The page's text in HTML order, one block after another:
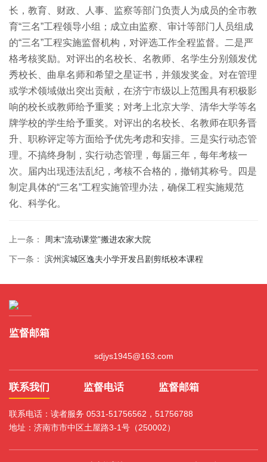
长，教育、财政、人事、监察等部门负责人为成员的全市教
育“三名”工程领导小组；成立由监察、审计等部门人员组成
的“三名”工程实施监督机构，对评选工作全程监督。二是严
格考核奖励。对评出的名校长、名教师、名学生分别颁发优
秀校长、曲阜名师和希望之星证书，并颁发奖金。对在管理
或学术领域做出突出贡献，在济宁市级以上范围具有积极影
响的校长或教师给予重奖；对考上北京大学、清华大学等名
牌学校的学生给予重奖。对评出的名校长、名教师在职务晋
升、职称评定等方面给予优先考虑和安排。三是实行动态管
理。不搞终身制，实行动态管理，每届三年，每年考核一
次。届内出现违法乱纪，考核不合格的，撤销其称号。四是
制定具体的“三名”工程实施管理办法，确保工程实施规范
化、科学化。
上一条： 周末“流动课堂”搬进农家大院
下一条： 滨州滨城区逸夫小学开发吕剧剪纸校本课程
监督邮箱
sdjys1945@163.com
联系我们 监督电话 监督邮箱
联系电话：读者服务 0531-51756562，51756788
地址：济南市市中区土屋路3-1号（250002）